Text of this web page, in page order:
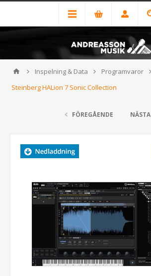
Inspelning & Data Programvaror
Steinberg HALion 7 Sonic Collection
FÖREGÅENDE NÄSTA